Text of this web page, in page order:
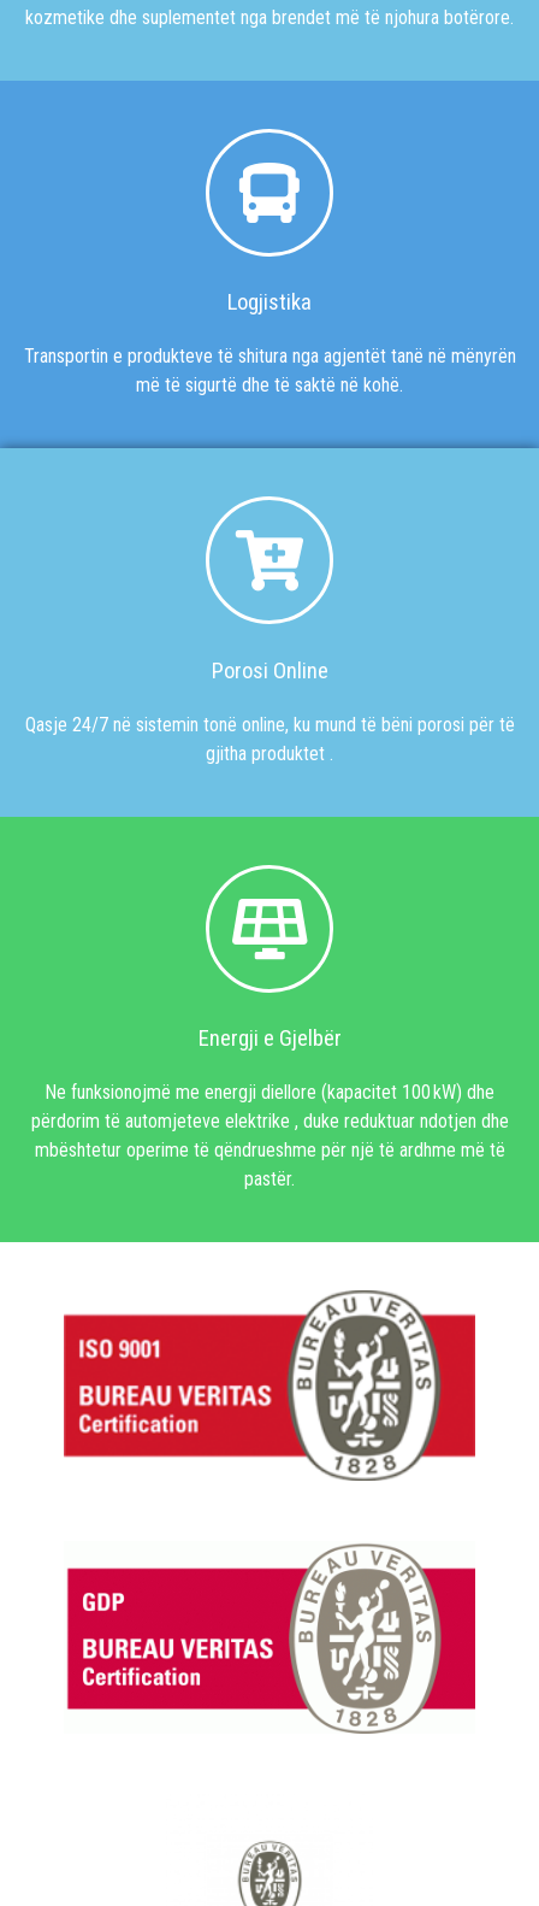
kozmetike dhe suplementet nga brendet më të njohura botërore.
Logjistika
Transportin e produkteve të shitura nga agjentët tanë në mënyrën
më të sigurtë dhe të saktë në kohë.
Porosi Online
Qasje 24/7 në sistemin tonë online, ku mund të bëni porosi për të
gjitha produktet .
Energji e Gjelbër
Ne funksionojmë me energji diellore (kapacitet 100 kW) dhe
përdorim të automjeteve elektrike , duke reduktuar ndotjen dhe
mbështetur operime të qëndrueshme për një të ardhme më të
pastër.